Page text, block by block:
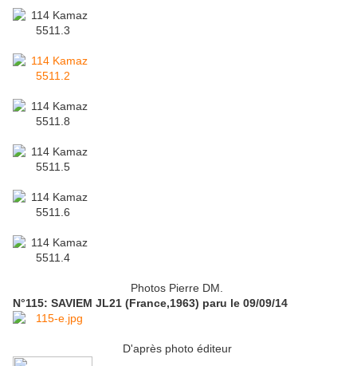
Photos Pierre DM.
N°115: SAVIEM JL21 (France,1963) paru le 09/09/14
D'après photo éditeur